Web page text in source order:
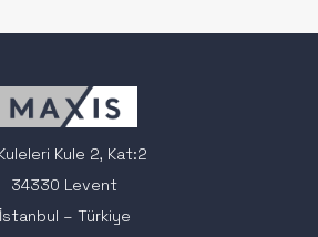
Kule 2, Kat:2
34330 Levent
İstanbul – Türkiye